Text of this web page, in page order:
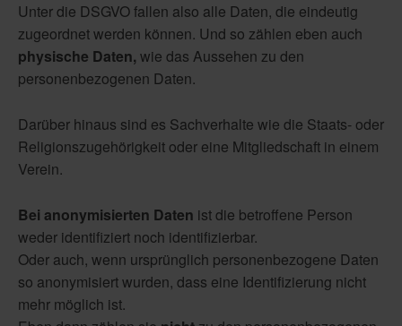
Unter die DSGVO fallen also alle Daten, die eindeutig
zugeordnet werden können. Und so zählen eben auch
physische Daten, wie das Aussehen zu den
personenbezogenen Daten.
Darüber hinaus sind es Sachverhalte wie die Staats- oder
Religionszugehörigkeit oder eine Mitgliedschaft in einem
Verein.
Bei anonymisierten Daten ist die betroffene Person
weder identifiziert noch identifizierbar.
Oder auch, wenn ursprünglich personenbezogene Daten
so anonymisiert wurden, dass eine Identifizierung nicht
mehr möglich ist.